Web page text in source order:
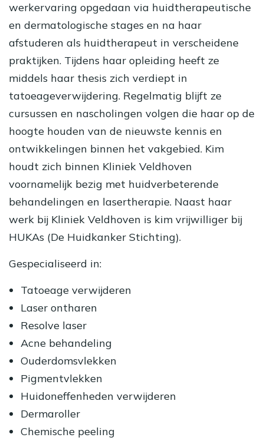
werkervaring opgedaan via huidtherapeutische
en dermatologische stages en na haar
afstuderen als huidtherapeut in verscheidene
praktijken. Tijdens haar opleiding heeft ze
middels haar thesis zich verdiept in
tatoeageverwijdering. Regelmatig blijft ze
cursussen en nascholingen volgen die haar op de
hoogte houden van de nieuwste kennis en
ontwikkelingen binnen het vakgebied. Kim
houdt zich binnen Kliniek Veldhoven
voornamelijk bezig met huidverbeterende
behandelingen en lasertherapie. Naast haar
werk bij Kliniek Veldhoven is kim vrijwilliger bij
HUKAs (De Huidkanker Stichting).
Gespecialiseerd in:
Tatoeage verwijderen
Laser ontharen
Resolve laser
Acne behandeling
Ouderdomsvlekken
Pigmentvlekken
Huidoneffenheden verwijderen
Dermaroller
Chemische peeling